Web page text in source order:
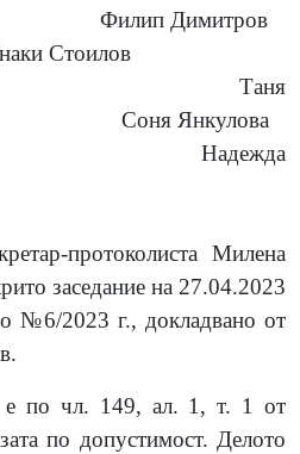
Филип Димитров
Стоилов
Таня
Соня Янкулова
Надежда
протоколиста Милена
заседание на 27.04.2023
№6/2023 г., докладвано от
е по чл. 149, ал. 1, т. 1 от
по допустимост. Делото